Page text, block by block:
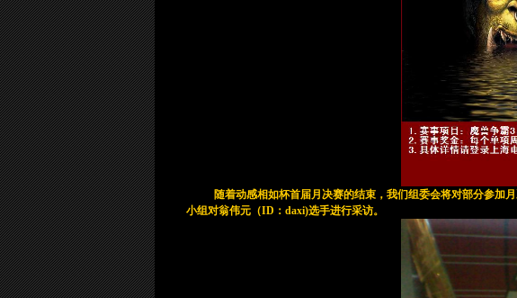
随着动感相如杯首届月决赛的结束，我们组委会将对部分参加
小组对翁伟元（ID：daxi)选手进行采访。